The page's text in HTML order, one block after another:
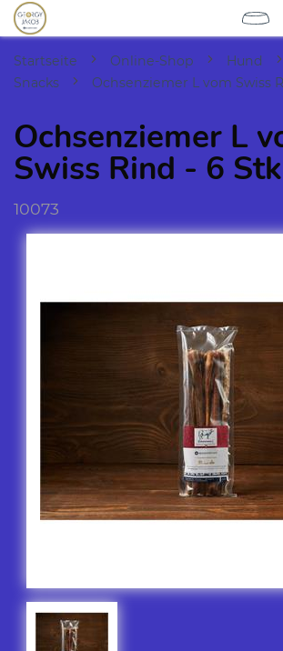
Startseite Online-Shop Hund
Snacks
Ochsenziemer L vom Swiss
Ochsenziemer L
Swiss Rind - 6
10073